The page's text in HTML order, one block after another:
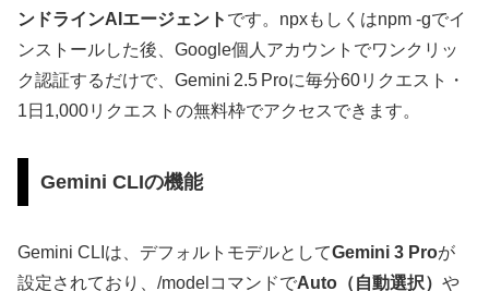
ンドラインAIエージェント です。npxもしくはnpm ‑gでイ
ンストールした後、Google個人アカウントでワンクリッ
ク認証するだけで、Gemini 2.5 Proに毎分60リクエスト・
1日1,000リクエストの無料枠でアクセスできます。
Gemini CLIの機能
Gemini CLIは、デフォルトモデルとしてGemini 3 Proが
設定されており、/modelコマンドでAuto（自動選択） や